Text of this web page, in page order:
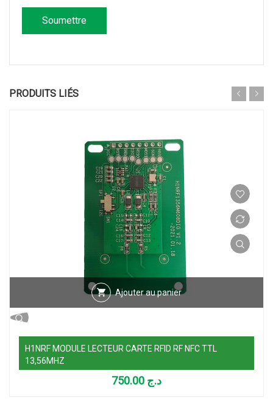
PRODUITS LIÉS
Ajouter au panier
H1NRF MODULE LECTEUR CARTE RFID RF NFC TTL
13,56MHZ
د.ج